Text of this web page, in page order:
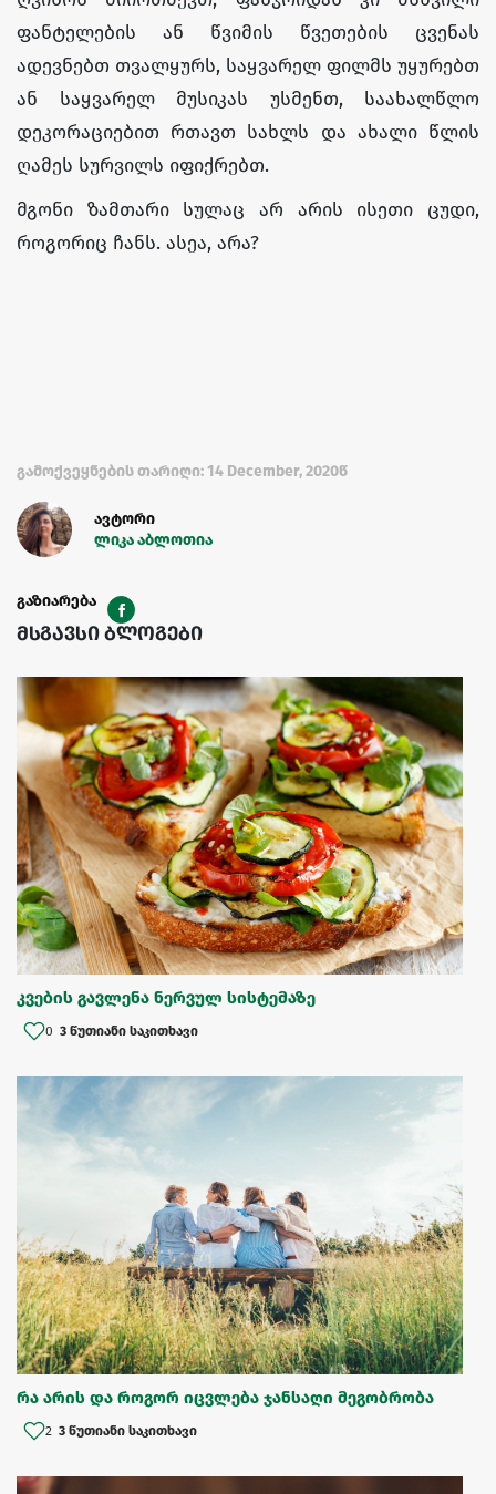
ფანტელების ან წვიმის წვეთების ცვენას
ადევნებთ თვალყურს, საყვარელ ფილმს უყურებთ
ან საყვარელ მუსიკას უსმენთ, საახალწლო
დეკორაციებით რთავთ სახლს და ახალი წლის
ღამეს სურვილს იფიქრებთ.
მგონი ზამთარი სულაც არ არის ისეთი ცუდი,
როგორიც ჩანს. ასეა, არა?
გამოქვეყნების თარიღი: 14 December, 2020წ
ავტორი
ლიკა აბლოთია
გაზიარება
მსგავსი ბლოგები
კვების გავლენა ნერვულ სისტემაზე
0 3 წუთიანი საკითხავი
რა არის და როგორ იცვლება ჯანსაღი მეგობრობა
2 3 წუთიანი საკითხავი